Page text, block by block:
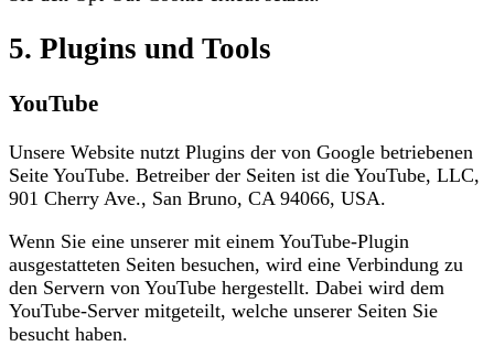
5. Plugins und Tools
YouTube
Unsere Website nutzt Plugins der von Google betriebenen
Seite YouTube. Betreiber der Seiten ist die YouTube, LLC,
901 Cherry Ave., San Bruno, CA 94066, USA.
Wenn Sie eine unserer mit einem YouTube-Plugin
ausgestatteten Seiten besuchen, wird eine Verbindung zu
den Servern von YouTube hergestellt. Dabei wird dem
YouTube-Server mitgeteilt, welche unserer Seiten Sie
besucht haben.